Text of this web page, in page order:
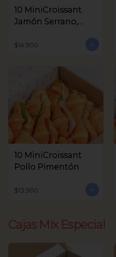
10 MiniCroissant
Jamón Serrano,
Aceitunas V.
$14.900
10 MiniCroissant
Pollo Pimentón
$13.900
Cajas Mix Especial